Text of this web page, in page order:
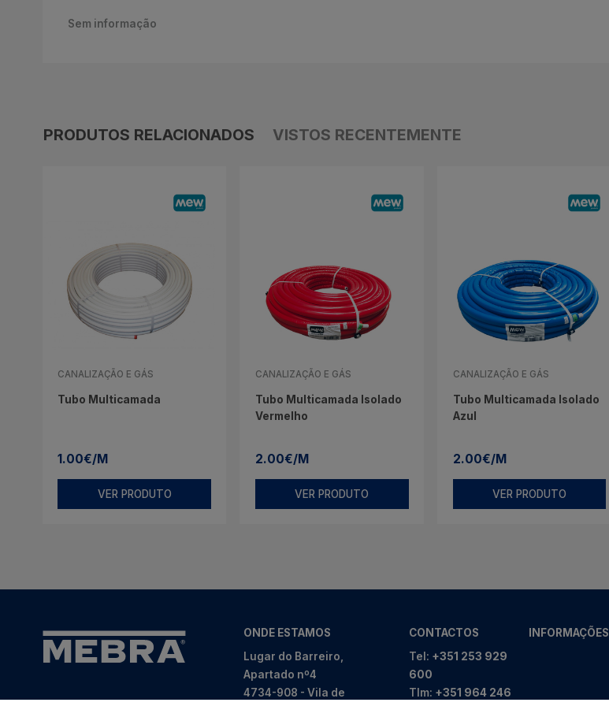
Sem informação
PRODUTOS RELACIONADOS VISTOS RECENTEMENTE
CANALIZAÇÃO E GÁS
Tubo Multicamada
1.00€/M
VER PRODUTO
CANALIZAÇÃO E GÁS
Tubo Multicamada Isolado
Vermelho
2.00€/M
VER PRODUTO
CANALIZAÇÃO E GÁS
Tubo Multicamada Isolado
Azul
2.00€/M
VER PRODUTO
ONDE ESTAMOS
Lugar do Barreiro,
Apartado nº4
4734-908 - Vila de
CONTACTOS
Tel: +351 253 929
600
Tlm: +351 964 246
INFORMAÇÕES